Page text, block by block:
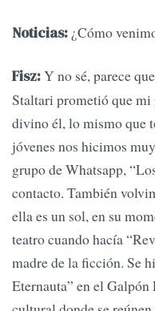
Noticias: ¿Cómo
Fisz:Y no sé, parece
Staltari prometió que mi
divino él, lo mismo que
jóvenes nos hicimos
grupo de Whatsapp,
contacto. También
ella es un sol, en su
teatro cuando hacía
madre de la ficción. Se
Eternauta” en el Galpón